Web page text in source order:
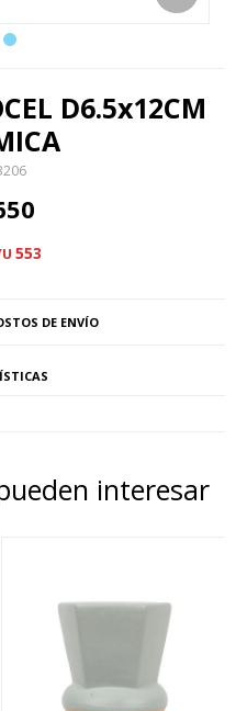
D6.5x12CM
553
DE ENVÍO
interesar